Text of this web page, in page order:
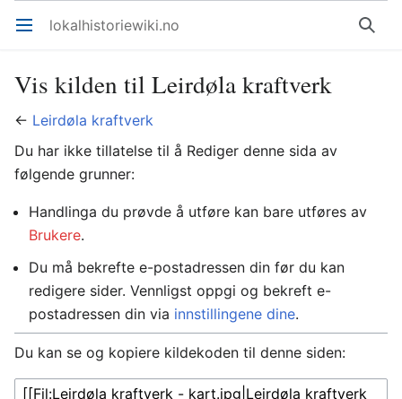
Åpne hovedmenyen lokalhistoriewiki.no Søk
Vis kilden til Leirdøla kraftverk
← Leirdøla kraftverk
Du har ikke tillatelse til å Rediger denne sida av
følgende grunner:
Handlinga du prøvde å utføre kan bare utføres av
Brukere.
Du må bekrefte e-postadressen din før du kan
redigere sider. Vennligst oppgi og bekreft e-
postadressen din via innstillingene dine.
Du kan se og kopiere kildekoden til denne siden: